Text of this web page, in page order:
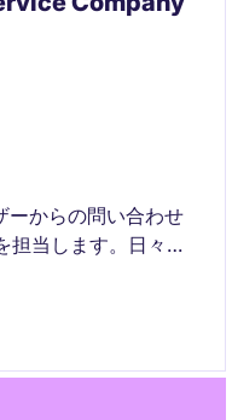
ーからの問い合わせ
担当します。日々の